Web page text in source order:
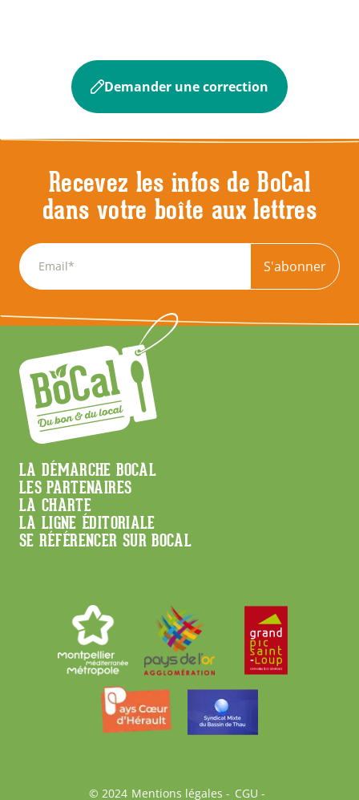
Demander une correction
Recevez les infos de BoCal
dans votre boîte aux lettres
S'abonner
Menu
Footer
LA DÉMARCHE BOCAL
LES PARTENAIRES
LA CHARTE
LA LIGNE ÉDITORIALE
SE RÉFÉRENCER SUR BOCAL
© 2024 Mentions légales CGU